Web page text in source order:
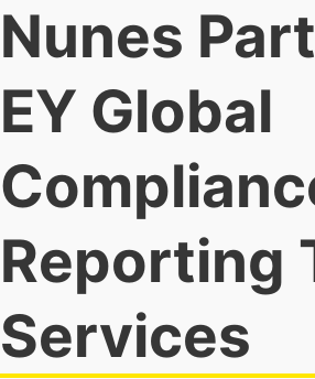
Nunes
EY Global
Reporting
Services